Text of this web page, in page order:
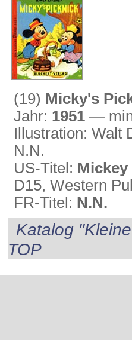
(19) Micky's
Jahr: 1951 —
Illustration: Walt
N.N.
US-Titel:
D15, Western
FR-Titel: N.N.
Katalog
TOP